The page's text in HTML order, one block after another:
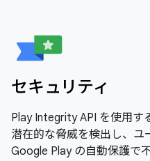
セキュリティ
Play Integrity API を使用す
潜在的な脅威を検出し、ユ
Google Play の自動保護で